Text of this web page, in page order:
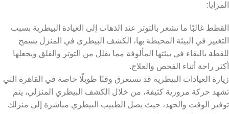
المزايا:
القطط غالبًا ما تشعر بالتوتر عند الذهاب إلى العيادة البيطرية بسبب
التغيير في البيئة المحيطة بها، الكشف البيطري في المنزل يسمح
للقطة بالبقاء في بيئتها المألوفة مما يقلل من التوتر والقلق ويجعلها
أكثر راحة أثناء الفحص والعلاج.
زيارة العيادات البيطرية قد تستغرق وقتًا طويلًا خاصة في القاهرة التي
تشهد حركة مرورية كثيفة، من خلال الكشف البيطري المنزلي، يتم
توفير الوقت والجهد، حيث يصل الطبيب البيطري مباشرة إلى منزلك